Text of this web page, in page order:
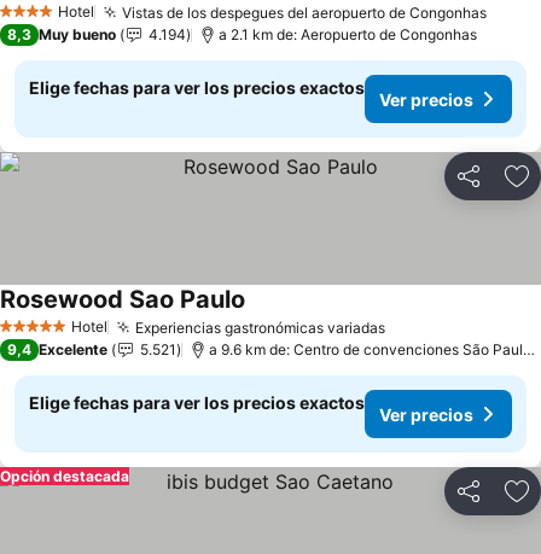
4 EstrellasHotel Vistas de los despegues del aeropuerto de Congonhas
8,3 Muy bueno 4.194 a 2.1 km de: Aeropuerto de Congonhas
Elige fechas para ver los precios exactos
Ver precios
Compartir
5 Estrellas Hotel Experiencias gastronómicas variadas
Rosewood Sao Paulo
9,4 Excelente 5.521 a 9.6 km de: Centro de convenciones São Paulo Expo
Elige fechas para ver los precios exactos
Ver precios
Compartir
Opción destacada